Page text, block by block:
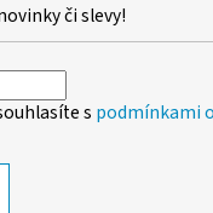
í
p
v
k
či slevy!
s podmínkami